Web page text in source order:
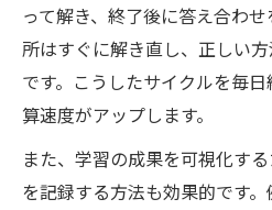
って解き、終了後に答え合わ
所はすぐに解き直し、正しい
です。こうしたサイクルを毎
算速度がアップします。
また、学習の成果を可視化す
を記録する方法も効果的です